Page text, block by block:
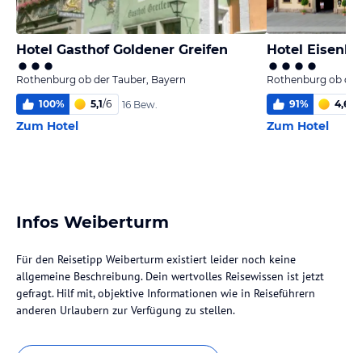
Hotel Gasthof Goldener Greifen
Rothenburg ob der Tauber, Bayern
100% 5,1/6 16 Bew.
Zum Hotel
Hotel
Rothenburg ob der
91% 4,6
Zum Hotel
Infos Weiberturm
Für den Reisetipp Weiberturm existiert leider noch keine
allgemeine Beschreibung. Dein wertvolles Reisewissen ist jetzt
gefragt. Hilf mit, objektive Informationen wie in Reiseführern
anderen Urlaubern zur Verfügung zu stellen.